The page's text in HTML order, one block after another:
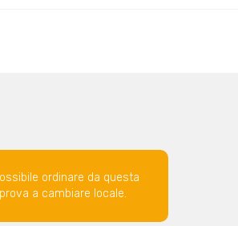
ordinare da questa
a cambiare locale.